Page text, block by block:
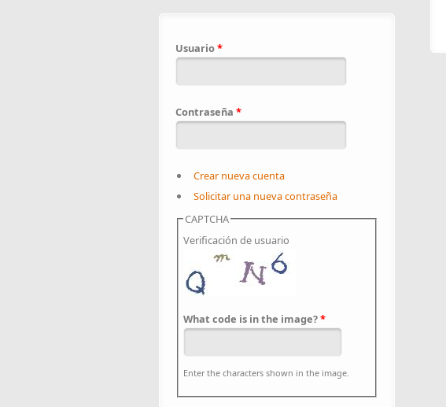
Usuario*
Contraseña *
Crear nueva cuenta
Solicitar una nueva contraseña
CAPTCHA
Verificación de usuario
What code is in the image?*
Enter the characters shown in the image.